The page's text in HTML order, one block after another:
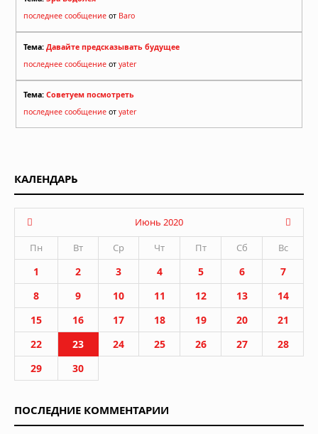
последнее сообщение от Baro
Тема: Давайте предсказывать будущее
последнее сообщение от yater
Тема: Советуем посмотреть
последнее сообщение от yater
КАЛЕНДАРЬ
Июнь 2020
Пн
Вт Ср Чт Пт Сб Вс
1 2 3 4 5 6
7
8
9 10 11 12 13
14
15
16 17 18 19 20
21
22
23 24 25 26 27
28
29
30
ПОСЛЕДНИЕ КОММЕНТАРИИ